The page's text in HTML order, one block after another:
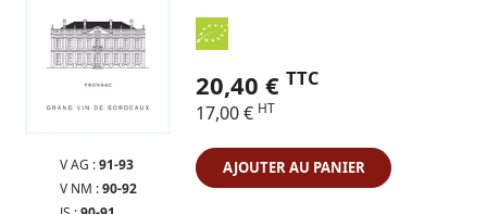
V AG :91-93
V NM :90-92
20,40 € TTC
17,00 € HT
AJOUTER AU PANIER